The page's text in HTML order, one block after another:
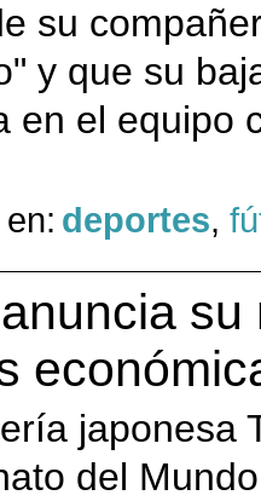
su
y que su
en el equipo
deportes,
japonesa
del